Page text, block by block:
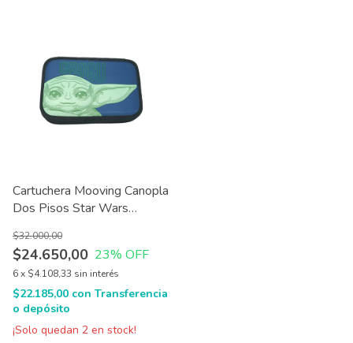
Cartuchera Mooving Canopla
Dos Pisos Star Wars
$24.650,00
$32.000,00
23% OFF
6x $4.108,33 sin interés
$22.185,00 con Transferencia
o depósito
¡Solo quedan 2 en stock!